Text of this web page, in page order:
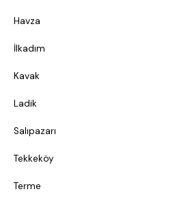
Havza
İlkadım
Kavak
Ladik
Salıpazarı
Tekkeköy
Terme